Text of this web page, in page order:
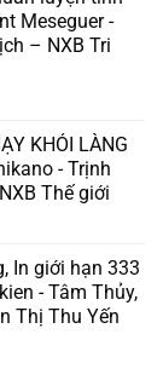
Meseguer -
– NXB Tri
₫.
KHỎI LÀNG
- Trịnh
Thế giới
₫.
In giới hạn 333
- Tâm Thủy,
Thị Thu Yến